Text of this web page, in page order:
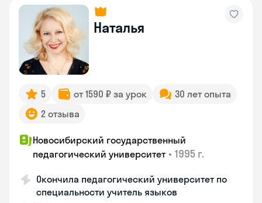
Наталья
5 от 1590 ₽ за урок
30 лет опыта
2 отзыва
Новосибирский государственный
педагогический университет • 1995 г.
Окончила педагогический университет по
специальности учитель языков